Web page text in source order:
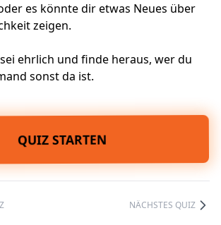
es könnte dir etwas Neues über
zeigen.
ehrlich und finde heraus, wer du
sonst da ist.
QUIZ STARTEN
NÄCHSTES QUIZ